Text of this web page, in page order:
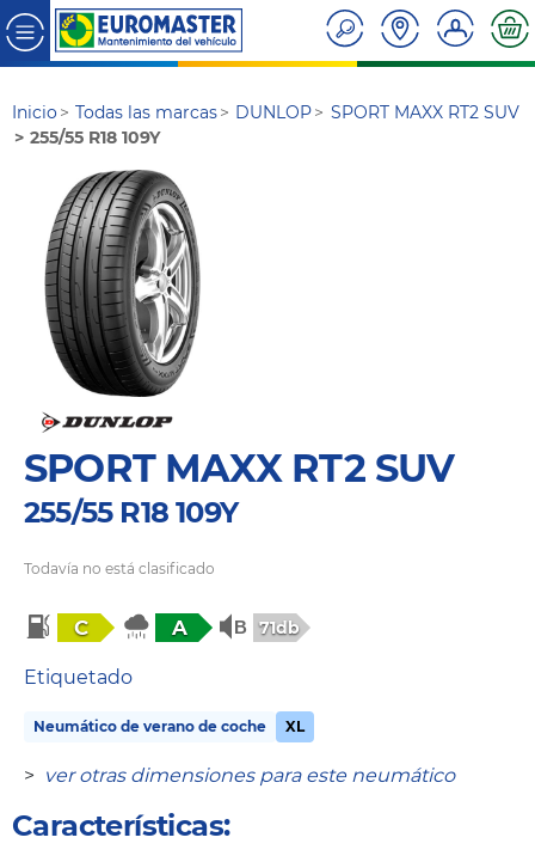
Inicio Todas las marcas DUNLOP
SPORT MAXX RT2 SUV
255/55 R18 109Y
SPORT MAXX RT2 SUV
255/55 R18 109Y
Todavía no está clasificado
C A 71db
Etiquetado
Neumático de verano de coche XL
> ver otras dimensiones para este neumático
Características: